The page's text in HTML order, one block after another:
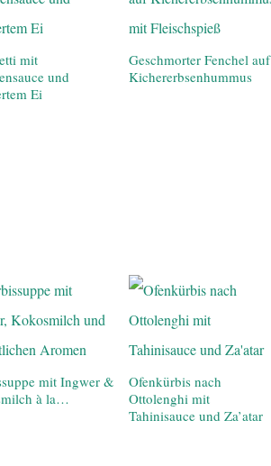
mit
und
Ei
Geschmorter Fenchel auf
Kichererbsenhummus
mit Ingwer &
à la…
Ofenkürbis nach
Ottolenghi mit
Tahinisauce und Za’atar